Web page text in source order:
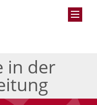
in der